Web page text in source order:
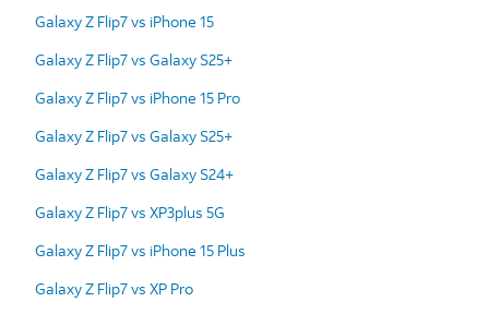
Galaxy Z Flip7 vs iPhone 15
Galaxy Z Flip7 vs Galaxy S25+
Galaxy Z Flip7 vs iPhone 15 Pro
Galaxy Z Flip7 vs Galaxy S25+
Galaxy Z Flip7 vs Galaxy S24+
Galaxy Z Flip7 vs XP3plus 5G
Galaxy Z Flip7 vs iPhone 15 Plus
Galaxy Z Flip7 vs XP Pro